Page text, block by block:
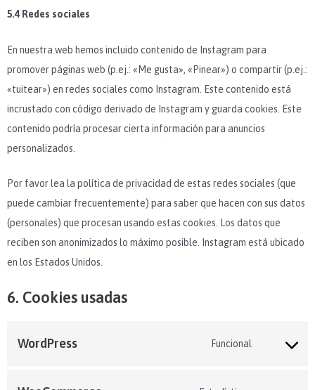
5.4 Redes sociales
En nuestra web hemos incluido contenido de Instagram para
promover páginas web (p.ej.: «Me gusta», «Pinear») o compartir (p.ej.:
«tuitear») en redes sociales como Instagram. Este contenido está
incrustado con código derivado de Instagram y guarda cookies. Este
contenido podría procesar cierta información para anuncios
personalizados.
Por favor lea la política de privacidad de estas redes sociales (que
puede cambiar frecuentemente) para saber que hacen con sus datos
(personales) que procesan usando estas cookies. Los datos que
reciben son anonimizados lo máximo posible. Instagram está ubicado
en los Estados Unidos.
6. Cookies usadas
WordPress Funcional